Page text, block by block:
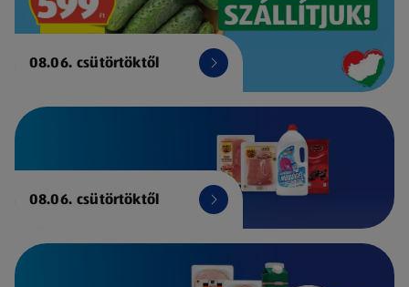
08.06. csütörtöktől
08.06. csütörtöktől